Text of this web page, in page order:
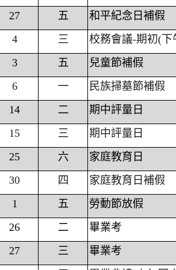
27 五
和平紀念日補假
4 三
校務會議-期初(下
3 五
兒童節補假
6 一
民族掃墓節補假
14 二
期中評量日
15 三
期中評量日
25 六
家庭教育日
30 四
家庭教育日補假
1 五
勞動節放假
26 二
畢業考
27 三
畢業考